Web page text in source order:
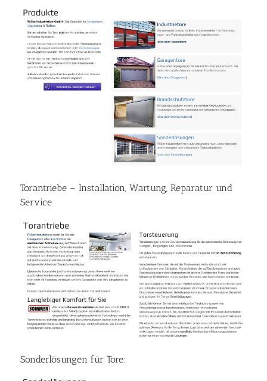
Torantriebe – Installation, Wartung, Reparatur und
Service
Sonderlösungen für Tore: